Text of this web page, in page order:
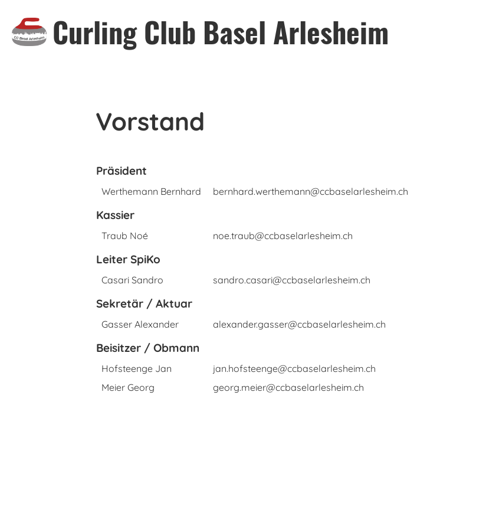
Curling Club Basel Arlesheim
Vorstand
Präsident
Werthemann Bernhard bernhard.werthemann@ccbaselarlesheim.ch
Kassier
Traub Noé noe.traub@ccbaselarlesheim.ch
Leiter SpiKo
Casari Sandro sandro.casari@ccbaselarlesheim.ch
Sekretär / Aktuar
Gasser Alexander alexander.gasser@ccbaselarlesheim.ch
Beisitzer / Obmann
Hofsteenge Jan
jan.hofsteenge@ccbaselarlesheim.ch
Meier Georg
georg.meier@ccbaselarlesheim.ch